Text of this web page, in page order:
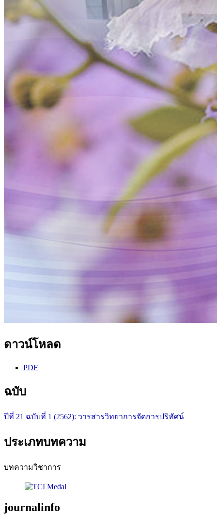
ดาวน์โหลด
PDF
ฉบับ
ปีที่ 21 ฉบับที่ 1 (2562): วารสารวิทยาการจัดการปริทัศน์
ประเภทบทความ
บทความวิชาการ
journalinfo